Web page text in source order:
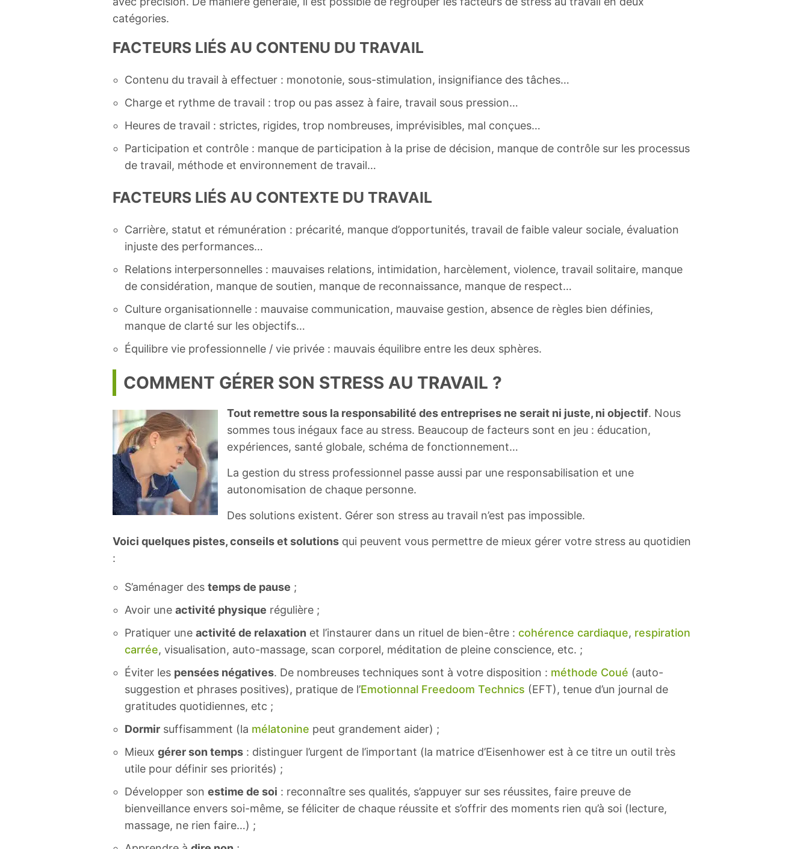
catégories.
FACTEURS LIÉS AU CONTENU DU TRAVAIL
Contenu du travail à effectuer : monotonie, sous-stimulation, insignifiance des tâches…
Charge et rythme de travail : trop ou pas assez à faire, travail sous pression…
Heures de travail : strictes, rigides, trop nombreuses, imprévisibles, mal conçues…
Participation et contrôle : manque de participation à la prise de décision, manque de contrôle sur les processus
de travail, méthode et environnement de travail…
FACTEURS LIÉS AU CONTEXTE DU TRAVAIL
Carrière, statut et rémunération : précarité, manque d’opportunités, travail de faible valeur sociale, évaluation
injuste des performances…
Relations interpersonnelles : mauvaises relations, intimidation, harcèlement, violence, travail solitaire, manque
de considération, manque de soutien, manque de reconnaissance, manque de respect…
Culture organisationnelle : mauvaise communication, mauvaise gestion, absence de règles bien définies,
manque de clarté sur les objectifs…
Équilibre vie professionnelle / vie privée : mauvais équilibre entre les deux sphères.
COMMENT GÉRER SON STRESS AU TRAVAIL ?
Tout remettre sous la responsabilité des entreprises ne serait ni juste, ni objectif. Nous
sommes tous inégaux face au stress. Beaucoup de facteurs sont en jeu : éducation,
expériences, santé globale, schéma de fonctionnement…
La gestion du stress professionnel passe aussi par une responsabilisation et une
autonomisation de chaque personne.
Des solutions existent. Gérer son stress au travail n’est pas impossible.
Voici quelques pistes, conseils et solutions qui peuvent vous permettre de mieux gérer votre stress au quotidien
:
S’aménager des temps de pause ;
Avoir une activité physique régulière ;
Pratiquer une activité de relaxation et l’instaurer dans un rituel de bien-être : cohérence cardiaque, respiration
carrée, visualisation, auto-massage, scan corporel, méditation de pleine conscience, etc. ;
Éviter les pensées négatives. De nombreuses techniques sont à votre disposition : méthode Coué (auto-
suggestion et phrases positives), pratique de l’Emotionnal Freedoom Technics (EFT), tenue d’un journal de
gratitudes quotidiennes, etc ;
Dormir suffisamment (la mélatonine peut grandement aider) ;
Mieux gérer son temps : distinguer l’urgent de l’important (la matrice d’Eisenhower est à ce titre un outil très
utile pour définir ses priorités) ;
Développer son estime de soi : reconnaître ses qualités, s’appuyer sur ses réussites, faire preuve de
bienveillance envers soi-même, se féliciter de chaque réussite et s’offrir des moments rien qu’à soi (lecture,
massage, ne rien faire…) ;